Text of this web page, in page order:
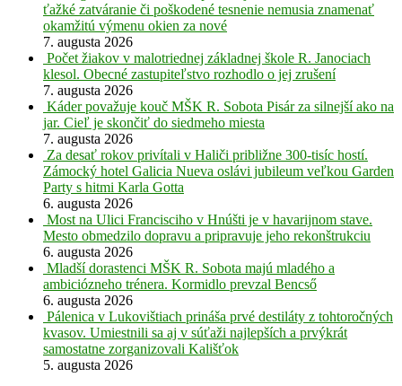
ťažké zatváranie či poškodené tesnenie nemusia znamenať
okamžitú výmenu okien za nové
7. augusta 2026
Počet žiakov v malotriednej základnej škole R. Janociach
klesol. Obecné zastupiteľstvo rozhodlo o jej zrušení
7. augusta 2026
Káder považuje kouč MŠK R. Sobota Pisár za silnejší ako na
jar. Cieľ je skončiť do siedmeho miesta
7. augusta 2026
Za desať rokov privítali v Haliči približne 300-tisíc hostí.
Zámocký hotel Galicia Nueva oslávi jubileum veľkou Garden
Party s hitmi Karla Gotta
6. augusta 2026
Most na Ulici Francisciho v Hnúšti je v havarijnom stave.
Mesto obmedzilo dopravu a pripravuje jeho rekonštrukciu
6. augusta 2026
Mladší dorastenci MŠK R. Sobota majú mladého a
ambiciózneho trénera. Kormidlo prevzal Bencső
6. augusta 2026
Pálenica v Lukovištiach prináša prvé destiláty z tohtoročných
kvasov. Umiestnili sa aj v súťaži najlepších a prvýkrát
samostatne zorganizovali Kališťok
5. augusta 2026